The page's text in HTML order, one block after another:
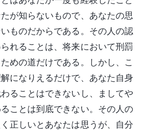
が知らないもので、あなたの思
ものだからである。その人の認
れることは、将来において刑罰
めの道だけである。しかし、こ
になりえるだけで、あなた自身
ることはできないし、ましてや
ことは到底できない。その人の
正しいとあなたは思うが、自分